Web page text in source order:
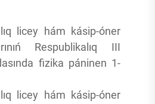
licey hám kásip-óner
Respublikalıq III
fizika páninen 1-
licey hám kásip-óner